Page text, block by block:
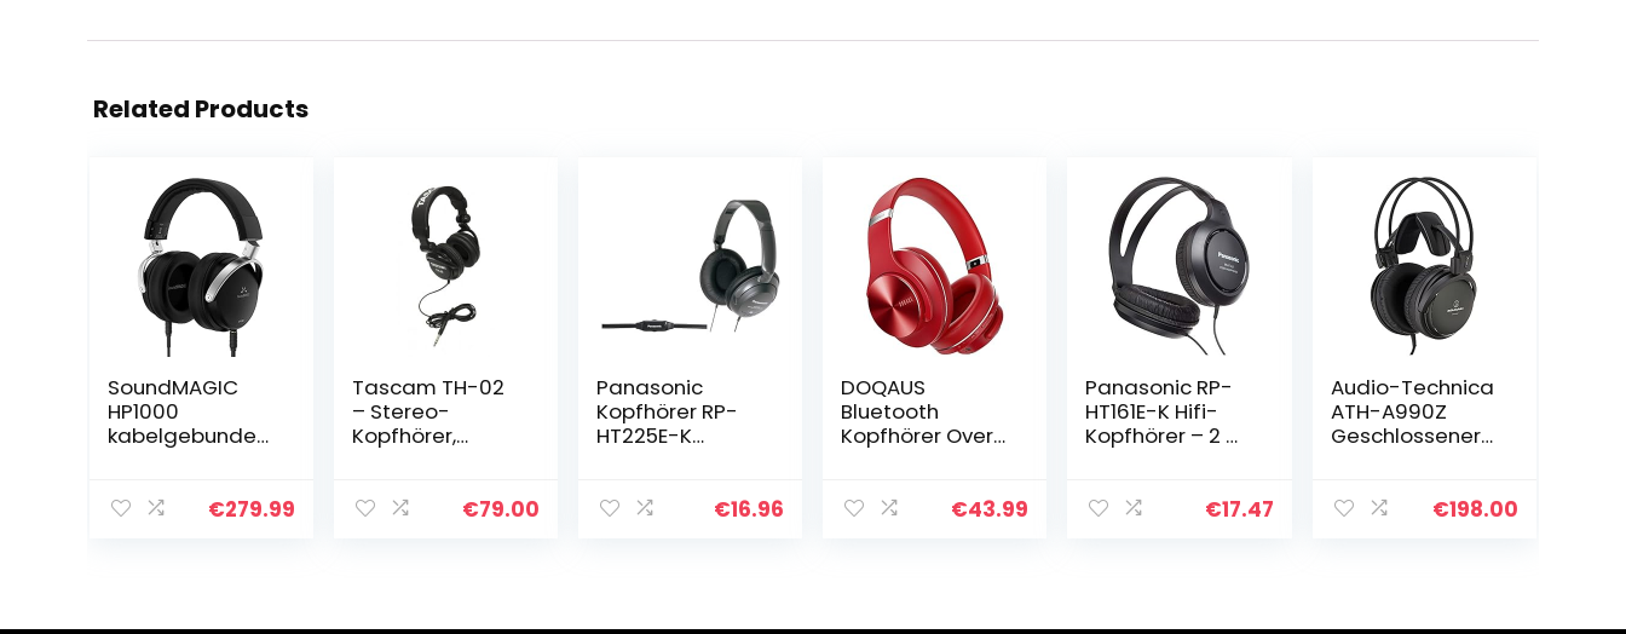
Related Products
SoundMAGIC
HP1000
kabelgebunden
Stereo,
€279.99
Tascam TH-02
– Stereo-
Kopfhörer,
€79.00
Panasonic
Kopfhörer RP-
HT225E-K
€16.96
DOQAUS
Bluetooth
Kopfhörer Over
Kopfhörer mit 3
€43.99
Panasonic RP-
HT161E-K Hifi-
Kopfhörer – 2 m
mm Wandler,
€17.47
Audio-Technica
ATH-A990Z
Geschlossener
dunkelgrün-
€198.00